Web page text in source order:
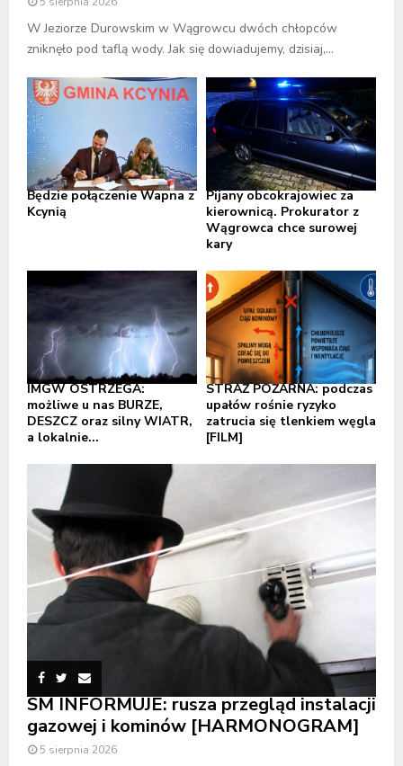
W Jeziorze Durowskim w Wągrowcu dwóch chłopców
zniknęło pod taflą wody. Jak się dowiadujemy, dzisiaj,...
Będzie połączenie Wapna z
Kcynią
Pijany obcokrajowiec za
kierownicą. Prokurator z
Wągrowca chce surowej
kary
IMGW OSTRZEGA:
możliwe u nas BURZE,
DESZCZ oraz silny WIATR,
a lokalnie...
STRAŻ POŻARNA: podczas
upałów rośnie ryzyko
zatrucia się tlenkiem węgla
[FILM]
SM INFORMUJE: rusza przegląd instalacji
gazowej i kominów [HARMONOGRAM]
5 sierpnia 2026